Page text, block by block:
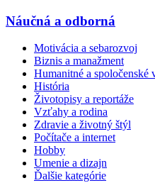
Náučná a odborná
Motivácia a sebarozvoj
Biznis a manažment
Humanitné a spoločenské
História
Životopisy a reportáže
Vzťahy a rodina
Zdravie a životný štýl
Počítače a internet
Hobby
Umenie a dizajn
Ďalšie kategórie